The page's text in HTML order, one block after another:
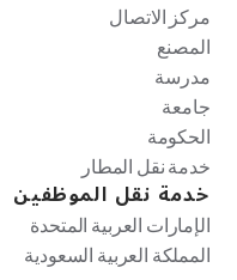
مركز الاتصال
المصنع
مدرسة
جامعة
الحكومة
خدمة نقل المطار
خدمة نقل الموظفين
الإمارات العربية المتحدة
المملكة العربية السعودية